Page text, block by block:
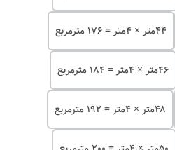
۴۴متر × 4متر = 176 مترمربع
۴۶متر × 4متر = 184 مترمربع
۴۸متر × 4متر = 192 مترمربع